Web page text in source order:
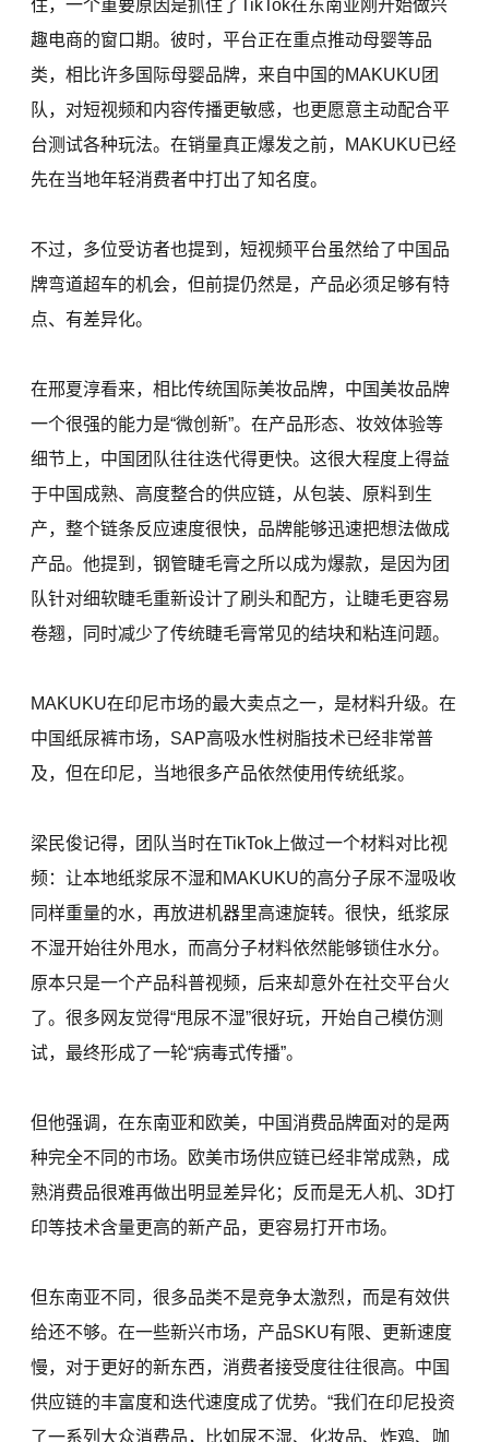
住，一个重要原因是抓住了TikTok在东南亚刚开始做兴
趣电商的窗口期。彼时，平台正在重点推动母婴等品
类，相比许多国际母婴品牌，来自中国的MAKUKU团
队，对短视频和内容传播更敏感，也更愿意主动配合平
台测试各种玩法。在销量真正爆发之前，MAKUKU已经
先在当地年轻消费者中打出了知名度。
不过，多位受访者也提到，短视频平台虽然给了中国品
牌弯道超车的机会，但前提仍然是，产品必须足够有特
点、有差异化。
在邢夏淳看来，相比传统国际美妆品牌，中国美妆品牌
一个很强的能力是“微创新”。在产品形态、妆效体验等
细节上，中国团队往往迭代得更快。这很大程度上得益
于中国成熟、高度整合的供应链，从包装、原料到生
产，整个链条反应速度很快，品牌能够迅速把想法做成
产品。他提到，钢管睫毛膏之所以成为爆款，是因为团
队针对细软睫毛重新设计了刷头和配方，让睫毛更容易
卷翘，同时减少了传统睫毛膏常见的结块和粘连问题。
MAKUKU在印尼市场的最大卖点之一，是材料升级。在
中国纸尿裤市场，SAP高吸水性树脂技术已经非常普
及，但在印尼，当地很多产品依然使用传统纸浆。
梁民俊记得，团队当时在TikTok上做过一个材料对比视
频：让本地纸浆尿不湿和MAKUKU的高分子尿不湿吸收
同样重量的水，再放进机器里高速旋转。很快，纸浆尿
不湿开始往外甩水，而高分子材料依然能够锁住水分。
原本只是一个产品科普视频，后来却意外在社交平台火
了。很多网友觉得“甩尿不湿”很好玩，开始自己模仿测
试，最终形成了一轮“病毒式传播”。
但他强调，在东南亚和欧美，中国消费品牌面对的是两
种完全不同的市场。欧美市场供应链已经非常成熟，成
熟消费品很难再做出明显差异化；反而是无人机、3D打
印等技术含量更高的新产品，更容易打开市场。
但东南亚不同，很多品类不是竞争太激烈，而是有效供
给还不够。在一些新兴市场，产品SKU有限、更新速度
慢，对于更好的新东西，消费者接受度往往很高。中国
供应链的丰富度和迭代速度成了优势。“我们在印尼投资
了一系列大众消费品，比如尿不湿、化妆品、炸鸡、咖